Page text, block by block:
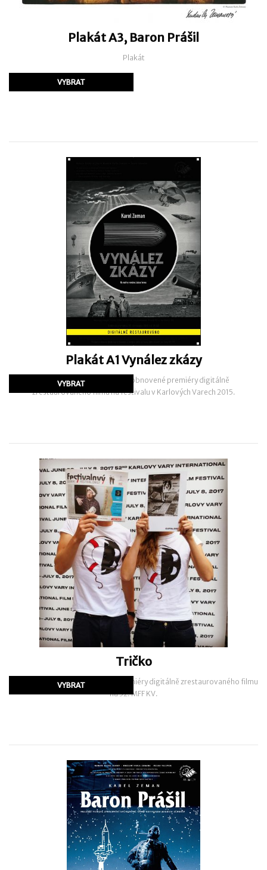
Plakát A3, Baron Prášil
Plakát
Plakát A1 Vynález zkázy
Plakát vydaný u příležitosti obnovené premiéry digitálně
zrestaurovaného filmu na festivalu v Karlových Varech 2015.
Tričko
Tričko vyrobené u příležitosti 5. premiéry digitálně zrestaurovaného filmu
na 52. MFF KV.